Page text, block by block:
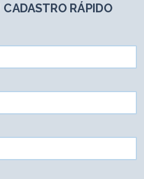
CADASTRO RÁPIDO